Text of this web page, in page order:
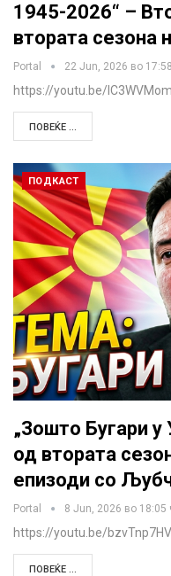
1945-2026“ –
втората сезона
Portal 22 Jun, 2026 во
https://youtu.be/
ПОВЕЌЕ ...
ПОДКАСТ
„Зошто Бугари у
од втората
епизоди со
Portal 8 Jun, 2026 во 18:05
https://youtu.be/
ПОВЕЌЕ ...